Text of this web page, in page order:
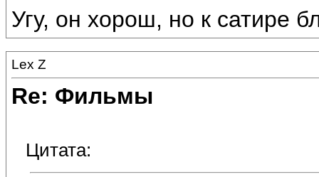
Угу, он хорош, но к сатире
Lex Z
Re: Фильмы
Цитата: